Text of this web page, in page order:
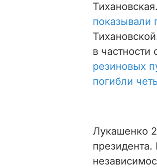
показывали
в частности
резиновых
погибли
Лукашенко